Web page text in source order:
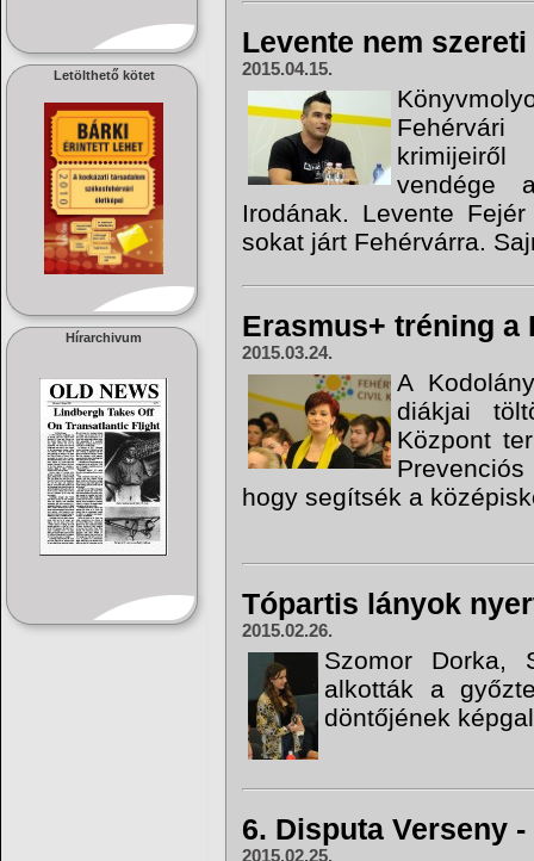
Letölthető kötet
Hírarchivum
Levente nem
2015.04.15.
vendége
Irodának. Levente
sokat járt Fehérvárra.
Erasmus+ tréning
2015.03.24.
A
diákjai
Központ
hogy segítsék a
Tópartis lányok
2015.02.26.
Szomor Dorka,
alkották a
döntőjének
6. Disputa Verseny
2015.02.25.